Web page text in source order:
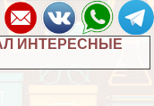
ИНТЕРЕСНЫЕ